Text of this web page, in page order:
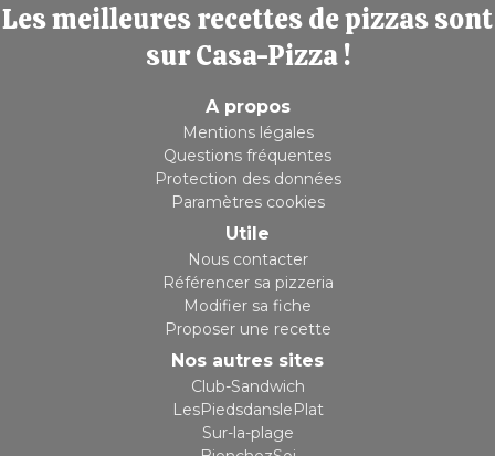
Les meilleures recettes de pizzas sont
sur Casa-Pizza !
A propos
Mentions légales
Questions fréquentes
Protection des données
Paramètres cookies
Utile
Nous contacter
Référencer sa pizzeria
Modifier sa fiche
Proposer une recette
Nos autres sites
Club-Sandwich
LesPiedsdanslePlat
Sur-la-plage